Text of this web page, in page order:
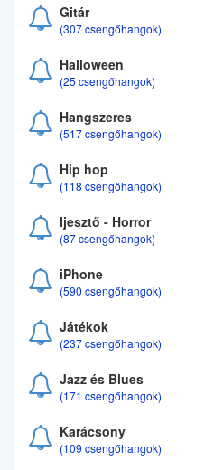
Gitár
(307 csengőhangok)
Halloween
(25 csengőhangok)
Hangszeres
(517 csengőhangok)
Hip hop
(118 csengőhangok)
Ijesztő - Horror
(87 csengőhangok)
iPhone
(590 csengőhangok)
Játékok
(237 csengőhangok)
Jazz és Blues
(171 csengőhangok)
Karácsony
(109 csengőhangok)